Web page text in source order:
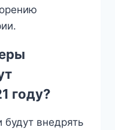
году?
будут внедрять